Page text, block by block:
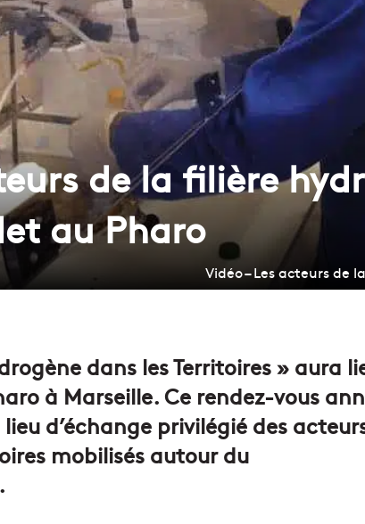
de la filière
au Pharo
Vidéo – Les acteurs de
dans les Territoires » aura
à Marseille. Ce rendez-vous
d’échange privilégié des
mobilisés autour du